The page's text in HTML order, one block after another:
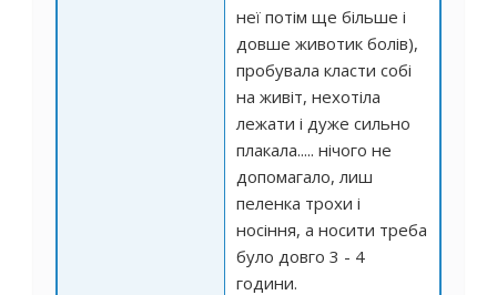
неї потім ще більше і
довше животик болів),
пробувала класти собі
на живіт, нехотіла
лежати і дуже сильно
плакала..... нічого не
допомагало, лиш
пеленка трохи і
носіння, а носити треба
було довго 3 - 4
години.